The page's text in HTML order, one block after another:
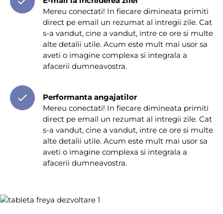
Mereu conectati! In fiecare dimineata primiti
direct pe email un rezumat al intregii zile. Cat
s-a vandut, cine a vandut, intre ce ore si multe
alte detalii utile. Acum este mult mai usor sa
aveti o imagine complexa si integrala a
afacerii dumneavostra.
Performanta angajatilor
Mereu conectati! In fiecare dimineata primiti
direct pe email un rezumat al intregii zile. Cat
s-a vandut, cine a vandut, intre ce ore si multe
alte detalii utile. Acum este mult mai usor sa
aveti o imagine complexa si integrala a
afacerii dumneavostra.